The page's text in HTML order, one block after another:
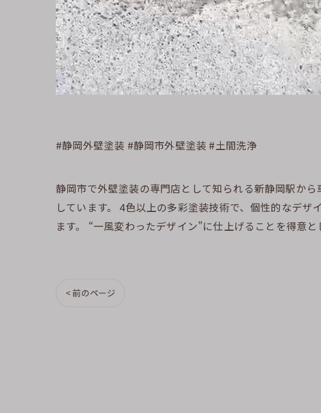
#静岡外壁塗装 #静岡市外壁塗装 #土間洗浄
静岡市で外壁塗装の専門店として知られる新静岡駅か
しています。 4色以上の多彩塗装技術で、個性的なデ
ます。 “一風変わったデザイン”に仕上げることを得意
< 前のページ